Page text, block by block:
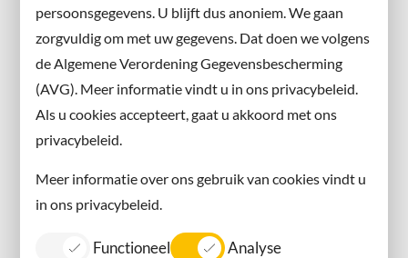
persoonsgegevens. U blijft dus anoniem. We gaan
zorgvuldig om met uw gegevens. Dat doen we volgens
de Algemene Verordening Gegevensbescherming
(AVG). Meer informatie vindt u in ons privacybeleid.
Als u cookies accepteert, gaat u akkoord met ons
privacybeleid.
Meer informatie over ons gebruik van cookies vindt u
in ons privacybeleid.
Functioneel Analyse
X
Instagram
Contact met de gemeente
Contact
Information in English